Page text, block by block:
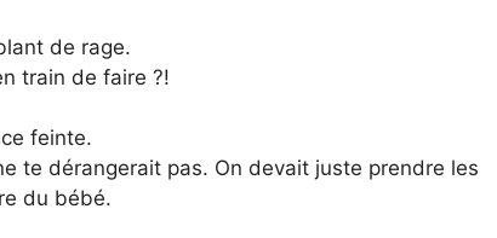
de rage.
train de faire ?!
feinte.
te dérangerait pas. On devait juste prendre les
du bébé.